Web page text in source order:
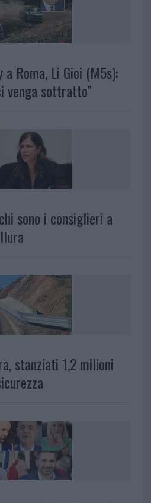
Roma, Li Gioi (M5s):
venga sottratto”
sono i consiglieri a
stanziati 1,2 milioni